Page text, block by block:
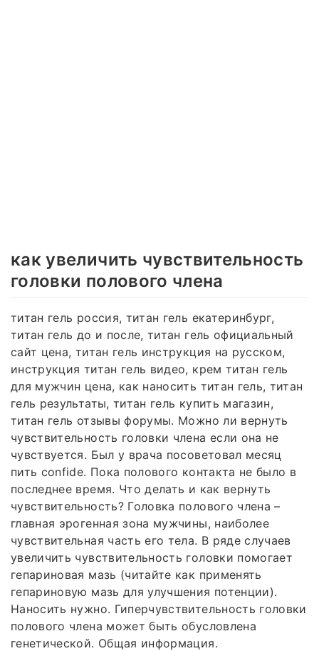
как увеличить чувствительность
головки полового члена
титан гель россия, титан гель екатеринбург,
титан гель до и после, титан гель официальный
сайт цена, титан гель инструкция на русском,
инструкция титан гель видео, крем титан гель
для мужчин цена, как наносить титан гель, титан
гель результаты, титан гель купить магазин,
титан гель отзывы форумы. Можно ли вернуть
чувствительность головки члена если она не
чувствуется. Был у врача посоветовал месяц
пить confide. Пока полового контакта не было в
последнее время. Что делать и как вернуть
чувствительность? Головка полового члена –
главная эрогенная зона мужчины, наиболее
чувствительная часть его тела. В ряде случаев
увеличить чувствительность головки помогает
гепариновая мазь (читайте как применять
гепариновую мазь для улучшения потенции).
Наносить нужно. Гиперчувствительность головки
полового члена может быть обусловлена
генетической. Общая информация.